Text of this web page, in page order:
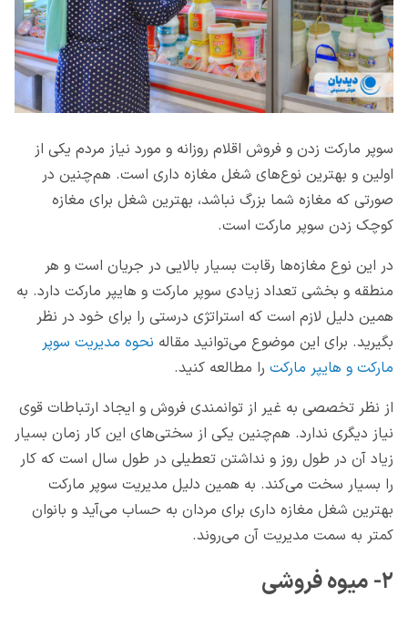
سوپر مارکت زدن و فروش اقلام روزانه و مورد نیاز مردم یکی از
اولین و بهترین نوع‌های شغل مغازه داری است. هم‌چنین در
صورتی که مغازه شما بزرگ نباشد، بهترین شغل برای مغازه
کوچک زدن سوپر مارکت است.
در این نوع مغازه‌ها رقابت بسیار بالایی در جریان است و هر
منطقه و بخشی تعداد زیادی سوپر مارکت و هایپر مارکت دارد. به
همین دلیل لازم است که استراتژی درستی را برای خود در نظر
بگیرید. برای این موضوع می‌توانید مقاله نحوه مدیریت سوپر
مارکت و هایپر مارکت را مطالعه کنید.
از نظر تخصصی به غیر از توانمندی فروش و ایجاد ارتباطات قوی
نیاز دیگری ندارد. هم‌چنین یکی از سختی‌های این کار زمان بسیار
زیاد آن در طول روز و نداشتن تعطیلی در طول سال است که کار
را بسیار سخت می‌کند. به همین دلیل مدیریت سوپر مارکت
بهترین شغل مغازه داری برای مردان به حساب می‌آید و بانوان
کمتر به سمت مدیریت آن می‌روند.
۲- میوه فروشی